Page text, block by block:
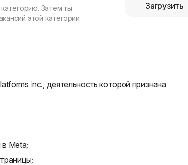
Затем ты
этой категории
Загрузить
Inc., деятельность которой признана
Meta;